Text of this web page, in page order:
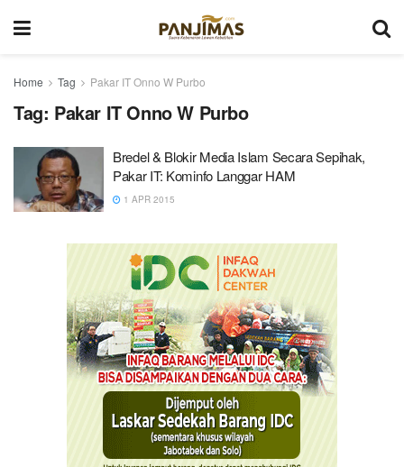
Home Tag Pakar IT Onno W Purbo
Tag: Pakar IT Onno W Purbo
Bredel & Blokir Media Islam Secara Sepihak,
Pakar IT: Kominfo Langgar HAM
1 APR 2015